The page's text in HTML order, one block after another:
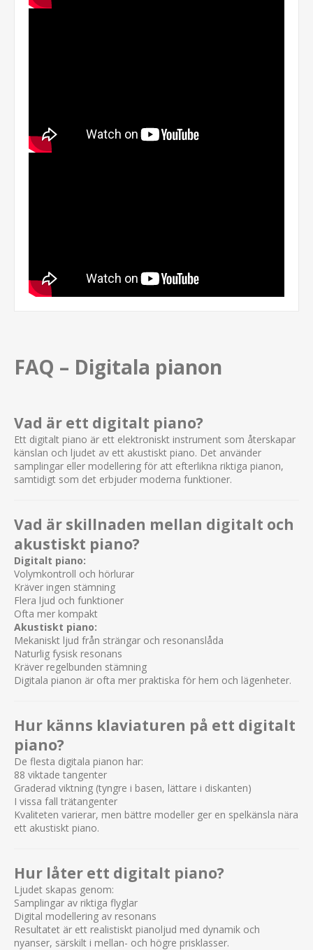
FAQ – Digitala pianon
Vad är ett digitalt piano?
Ett digitalt piano är ett elektroniskt instrument som återskapar
känslan och ljudet av ett akustiskt piano. Det använder
samplingar eller modellering för att efterlikna riktiga pianon,
samtidigt som det erbjuder moderna funktioner.
Vad är skillnaden mellan digitalt och
akustiskt piano?
Digitalt piano:
Volymkontroll och hörlurar
Kräver ingen stämning
Flera ljud och funktioner
Ofta mer kompakt
Akustiskt piano:
Mekaniskt ljud från strängar och resonanslåda
Naturlig fysisk resonans
Kräver regelbunden stämning
Digitala pianon är ofta mer praktiska för hem och lägenheter.
Hur känns klaviaturen på ett digitalt
piano?
De flesta digitala pianon har:
88 viktade tangenter
Graderad viktning (tyngre i basen, lättare i diskanten)
I vissa fall trätangenter
Kvaliteten varierar, men bättre modeller ger en spelkänsla nära
ett akustiskt piano.
Hur låter ett digitalt piano?
Ljudet skapas genom:
Samplingar av riktiga flyglar
Digital modellering av resonans
Resultatet är ett realistiskt pianoljud med dynamik och
nyanser, särskilt i mellan- och högre prisklasser.